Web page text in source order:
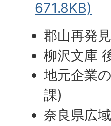
671.8KB)
郡山再発
柳沢文庫
地元企業
課)
奈良県広